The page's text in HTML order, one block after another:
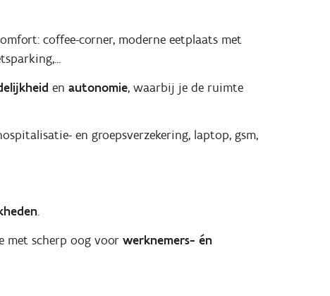
coffee-corner, moderne eetplaats met
en autonomie, waarbij je de ruimte
en groepsverzekering, laptop, gsm,
.
met scherp oog voor werknemers- én